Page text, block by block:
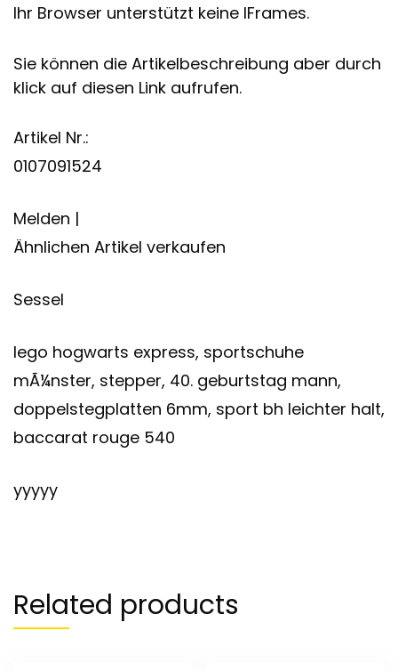
Ihr Browser unterstützt keine IFrames.
Sie können die Artikelbeschreibung aber durch
klick auf diesen Link aufrufen.
Artikel Nr.:
0107091524
Melden |
Ähnlichen Artikel verkaufen
Sessel
lego hogwarts express, sportschuhe
mÃ¼nster, stepper, 40. geburtstag mann,
doppelstegplatten 6mm, sport bh leichter halt,
baccarat rouge 540
yyyyy
Related products